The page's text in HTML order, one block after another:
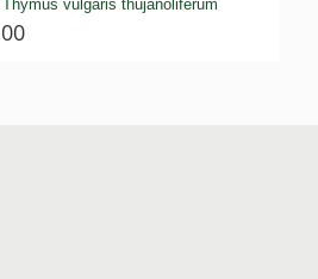
vulgaris thujanoliferum
Plage